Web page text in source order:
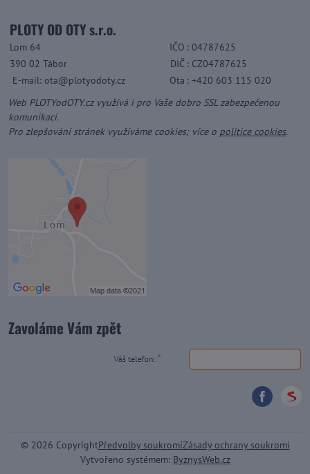
PLOTY OD OTY s.r.o.
Lom 64 IČO : 04787625
390 02 Tábor
DIČ : CZ04787625
E-mail: ota@plotyodoty.cz
Ota : +420 603 115 020
Web PLOTYodOTY.cz využívá i pro Vaše dobro SSL zabezpečenou
komunikaci.
Pro zlepšování stránek využíváme cookies; více o politice cookies.
Zavoláme Vám zpět
© 2026 CopyrightPředvolby soukromíZásady ochrany soukromí
Vytvořeno systémem: ByznysWeb.cz